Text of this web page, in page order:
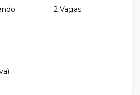
2 Vagas
)